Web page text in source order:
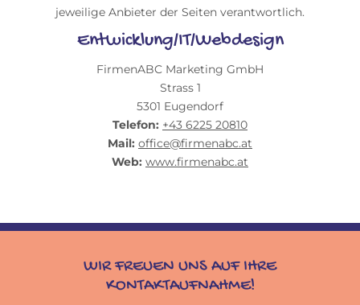
jeweilige Anbieter der Seiten verantwortlich.
Entwicklung/IT/Webdesign
FirmenABC Marketing GmbH
Strass 1
5301 Eugendorf
Telefon: +43 6225 20810
Mail: office@firmenabc.at
Web: www.firmenabc.at
WIR FREUEN UNS AUF IHRE
KONTAKTAUFNAHME!